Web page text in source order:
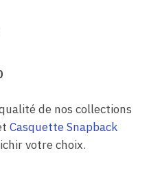
de nos collections
Casquette Snapback
votre choix.